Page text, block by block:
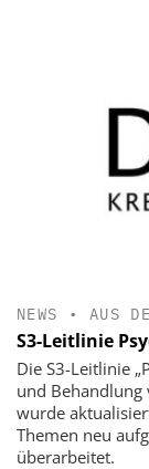
NEWS • AUS
S3-Leitlinie
Die S3-Leitlinie
und Behandlung
wurde
Themen neu
überarbeitet.